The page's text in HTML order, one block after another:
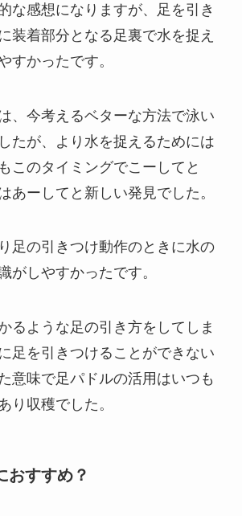
な感想になりますが、足を引き
装着部分となる足裏で水を捉え
すかったです。
、今考えるベターな方法で泳い
たが、より水を捉えるためには
このタイミングでこーしてと
あーしてと新しい発見でした。
足の引きつけ動作のときに水の
がしやすかったです。
るような足の引き方をしてしま
足を引きつけることができない
意味で足パドルの活用はいつも
り収穫でした。
おすすめ？